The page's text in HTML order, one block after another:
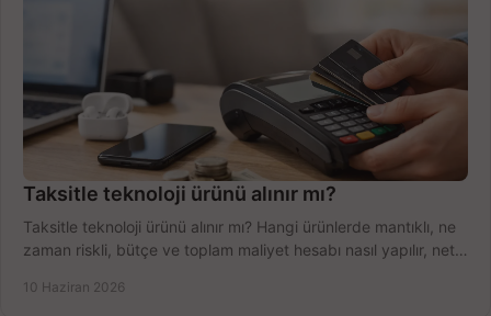
Taksitle teknoloji ürünü alınır mı?
Taksitle teknoloji ürünü alınır mı? Hangi ürünlerde mantıklı, ne
zaman riskli, bütçe ve toplam maliyet hesabı nasıl yapılır, net
10 Haziran 2026